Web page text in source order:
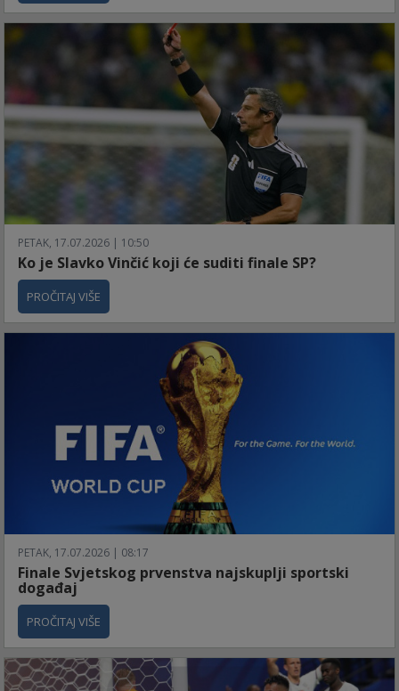
PETAK, 17.07.2026 | 10:50
Ko je Slavko Vinčić koji će suditi finale SP?
PROČITAJ VIŠE
PETAK, 17.07.2026 | 08:17
Finale Svjetskog prvenstva najskuplji sportski
događaj
PROČITAJ VIŠE